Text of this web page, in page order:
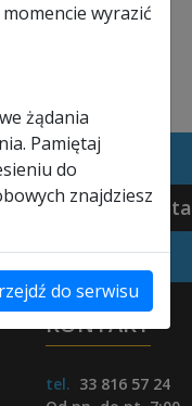
wyrazić
żądania
Pamiętaj
do
znajdziesz
do serwisu
KONTAKT
tel. 33 816 57 24